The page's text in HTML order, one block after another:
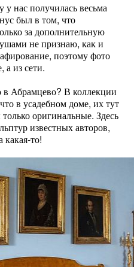
нас получилась весьма
был в том, что
за дополнительную
не признаю, как и
поэтому фото
из сети.
в Абрамцево? В коллекции
в усадебном доме, их тут
оригинальные. Здесь
известных авторов,
какая-то!